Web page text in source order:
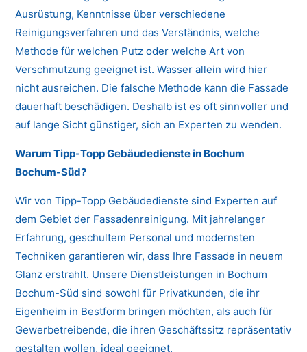
Ausrüstung, Kenntnisse über verschiedene
Reinigungsverfahren und das Verständnis, welche
Methode für welchen Putz oder welche Art von
Verschmutzung geeignet ist. Wasser allein wird hier
nicht ausreichen. Die falsche Methode kann die Fassade
dauerhaft beschädigen. Deshalb ist es oft sinnvoller und
auf lange Sicht günstiger, sich an Experten zu wenden.
Warum Tipp-Topp Gebäudedienste in Bochum
Bochum-Süd?
Wir von Tipp-Topp Gebäudedienste sind Experten auf
dem Gebiet der Fassadenreinigung. Mit jahrelanger
Erfahrung, geschultem Personal und modernsten
Techniken garantieren wir, dass Ihre Fassade in neuem
Glanz erstrahlt. Unsere Dienstleistungen in Bochum
Bochum-Süd sind sowohl für Privatkunden, die ihr
Eigenheim in Bestform bringen möchten, als auch für
Gewerbetreibende, die ihren Geschäftssitz repräsentativ
gestalten wollen, ideal geeignet.